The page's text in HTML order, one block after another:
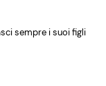
sempre i suoi figli